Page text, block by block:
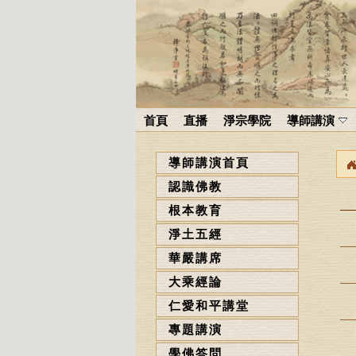
首頁 直播 淨宗學院 導師講演
導師講演首頁
認識佛教
根本教育
淨土五經
華嚴講席
大乘經論
仁愛和平講堂
專題講演